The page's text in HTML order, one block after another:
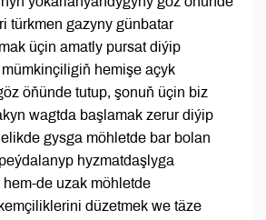
türkmen gazyny günbatar
üçin amatly pursat diýip
hemişe açyk
öňünde tutup, şonuň üçin biz
wagtda başlamak zerur diýip
gysga möhletde bar bolan
hyzmatdaşlyga
de uzak möhletde
düzetmek we täze